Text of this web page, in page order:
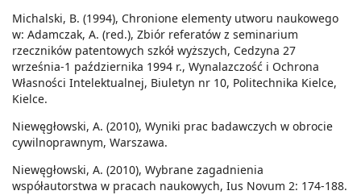
Michalski, B. (1994), Chronione elementy utworu naukowego
w: Adamczak, A. (red.), Zbiór referatów z seminarium
rzeczników patentowych szkół wyższych, Cedzyna 27
września-1 października 1994 r., Wynalazczość i Ochrona
Własności Intelektualnej, Biuletyn nr 10, Politechnika Kielce,
Kielce.
Niewęgłowski, A. (2010), Wyniki prac badawczych w obrocie
cywilnoprawnym, Warszawa.
Niewęgłowski, A. (2010), Wybrane zagadnienia
współautorstwa w pracach naukowych, Ius Novum 2: 174-188.